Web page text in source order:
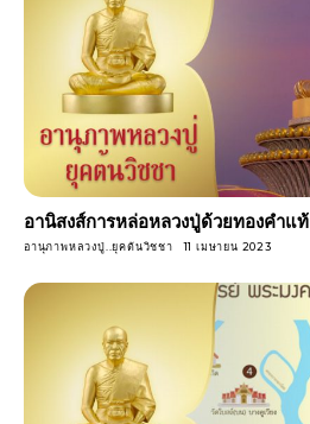
อานิสงส์การหล่อหลวงปู่ด้วยทองคำแท้
อานุภาพหลวงปู่..ยุคต้นวิชชา 11 เมษายน 2023